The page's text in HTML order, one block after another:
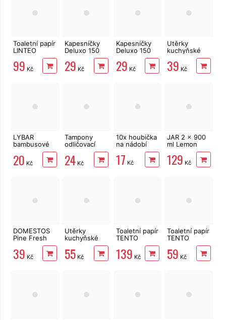
Toaletní papír
LINTEO
3vrstvý 16
rolí, 240 m
99 Kč
Kapesníčky
Deluxo 150
ks 3vrstvé v
krabičce,
šedé květy
29 Kč
Kapesníčky
Deluxo 150
ks 3vrstvé v
krabičce,
zvířátka
29 Kč
Utěrky
kuchyňské
Clean
2vrstvé, 4
39 Kč
LYBAR
bambusové
tyčinky 200
ks
20 Kč
Tampony
odličovací
LINTEO 120
ks
24Kč
10x houbička
na nádobí
17 Kč
JAR 2 x 900
ml Lemon
129 Kč
DOMESTOS
Pine Fresh
39 Kč
Utěrky
kuchyňské
TENTO Extra
Strong
3vrstvé, 2
55Kč
Toaletní papír
TENTO
Delicate
3vrstvý 24
139 Kč
Toaletní papír
TENTO
3vrstvý 8 rolí,
144 m
59 Kč